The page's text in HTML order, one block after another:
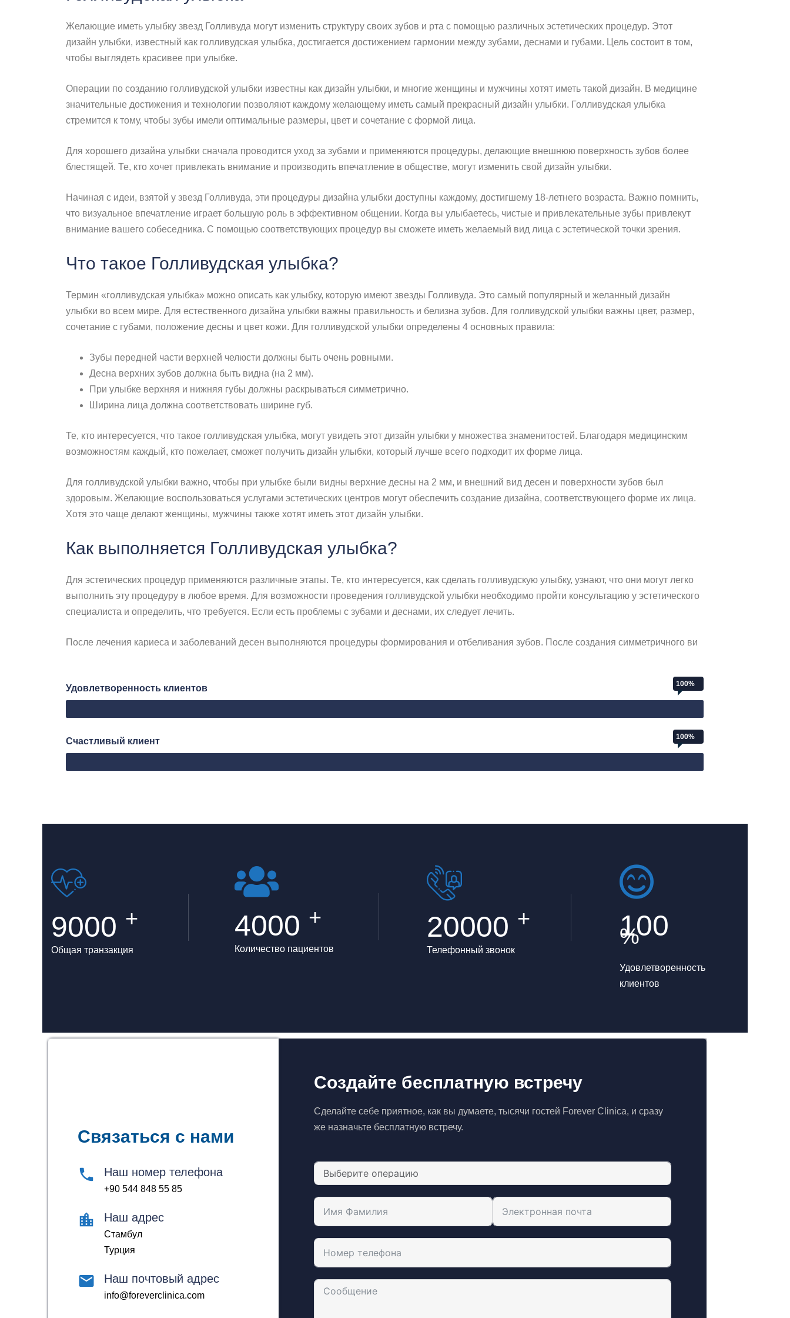
Желающие иметь улыбку звезд Голливуда могут изменить структуру своих зубов и рта с помощью различных эстетических процедур. Этот
дизайн улыбки, известный как голливудская улыбка, достигается достижением гармонии между зубами, деснами и губами. Цель состоит в том,
чтобы выглядеть красивее при улыбке.
Операции по созданию голливудской улыбки известны как дизайн улыбки, и многие женщины и мужчины хотят иметь такой дизайн. В медицине
значительные достижения и технологии позволяют каждому желающему иметь самый прекрасный дизайн улыбки. Голливудская улыбка
стремится к тому, чтобы зубы имели оптимальные размеры, цвет и сочетание с формой лица.
Для хорошего дизайна улыбки сначала проводится уход за зубами и применяются процедуры, делающие внешнюю поверхность зубов более
блестящей. Те, кто хочет привлекать внимание и производить впечатление в обществе, могут изменить свой дизайн улыбки.
Начиная с идеи, взятой у звезд Голливуда, эти процедуры дизайна улыбки доступны каждому, достигшему 18-летнего возраста. Важно помнить,
что визуальное впечатление играет большую роль в эффективном общении. Когда вы улыбаетесь, чистые и привлекательные зубы привлекут
внимание вашего собеседника. С помощью соответствующих процедур вы сможете иметь желаемый вид лица с эстетической точки зрения.
Что такое Голливудская улыбка?
Термин «голливудская улыбка» можно описать как улыбку, которую имеют звезды Голливуда. Это самый популярный и желанный дизайн
улыбки во всем мире. Для естественного дизайна улыбки важны правильность и белизна зубов. Для голливудской улыбки важны цвет, размер,
сочетание с губами, положение десны и цвет кожи. Для голливудской улыбки определены 4 основных правила:
Зубы передней части верхней челюсти должны быть очень ровными.
Десна верхних зубов должна быть видна (на 2 мм).
При улыбке верхняя и нижняя губы должны раскрываться симметрично.
Ширина лица должна соответствовать ширине губ.
Те, кто интересуется, что такое голливудская улыбка, могут увидеть этот дизайн улыбки у множества знаменитостей. Благодаря медицинским
возможностям каждый, кто пожелает, сможет получить дизайн улыбки, который лучше всего подходит их форме лица.
Для голливудской улыбки важно, чтобы при улыбке были видны верхние десны на 2 мм, и внешний вид десен и поверхности зубов был
здоровым. Желающие воспользоваться услугами эстетических центров могут обеспечить создание дизайна, соответствующего форме их лица.
Хотя это чаще делают женщины, мужчины также хотят иметь этот дизайн улыбки.
Как выполняется Голливудская улыбка?
Для эстетических процедур применяются различные этапы. Те, кто интересуется, как сделать голливудскую улыбку, узнают, что они могут легко
выполнить эту процедуру в любое время. Для возможности проведения голливудской улыбки необходимо пройти консультацию у эстетического
специалиста и определить, что требуется. Если есть проблемы с зубами и деснами, их следует лечить.
После лечения кариеса и заболеваний десен выполняются процедуры формирования и отбеливания зубов. После создания симметричного ви
Удовлетворенность клиентов 100%
Счастливый клиент 100%
9000 +
Общая транзакция
4000 +
Количество пациентов
20000 +
Телефонный звонок
100
%
Удовлетворенность
клиентов
Связаться с нами
Наш номер телефона
+90 544 848 55 85
Наш адрес
Стамбул
Турция
Наш почтовый адрес
info@foreverclinica.com
Создайте бесплатную встречу
Сделайте себе приятное, как вы думаете, тысячи гостей Forever Clinica, и сразу
же назначьте бесплатную встречу.